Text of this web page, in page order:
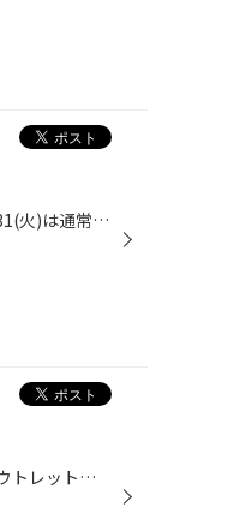
皆さまこんにちは、仙台市の長町エリアにありますタイヤ館286です！ 5/31(火)は通常通り営業いたします！ 皆さまのご来店お待ちしております！
皆さまこんにちは、長町エリアにありますタイヤ館286です！ おトクなアウトレットセールが開催中です！ 本日がセール最終日です！ 人気のブリヂストン製夏タイヤ・冬タイヤが在庫限りでお得に購入できるチャンス✨ 軽自動車・コンパクトカー向けタイヤからミニバン・SUV向けタイヤまで多数揃えてお...